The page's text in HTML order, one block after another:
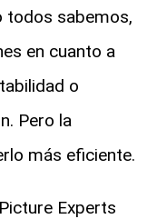
todos sabemos,
en cuanto a
o
Pero la
más eficiente.
Experts